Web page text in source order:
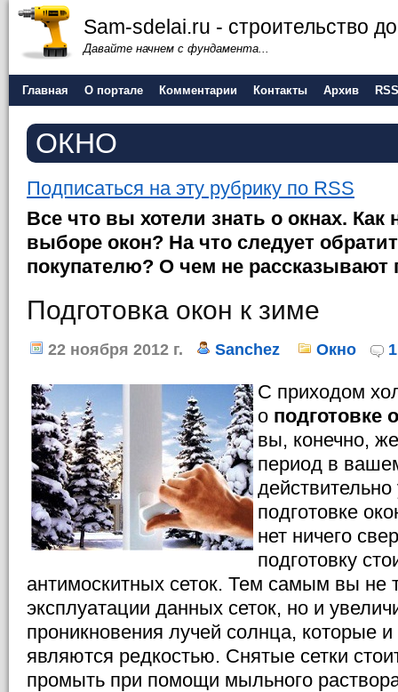
Sam-sdelai.ru - строительство
Давайте начнем с фундамента...
Главная О портале Комментарии Контакты Архив RSS
ОКНО
Подписаться на эту рубрику по RSS
Все что вы хотели знать о окнах.
выборе окон? На что следует
покупателю? О чем не
Подготовка окон к зиме
22 ноября 2012 г. Sanchez Окно 1
С приходом
о подготовке
вы, конечно,
период в
подготовке
нет ничего
подготовку
антимоскитных сеток. Тем самым вы не
эксплуатации данных сеток, но и
проникновения лучей солнца, которые
являются редкостью. Снятые сетки
промыть при помощи мыльного